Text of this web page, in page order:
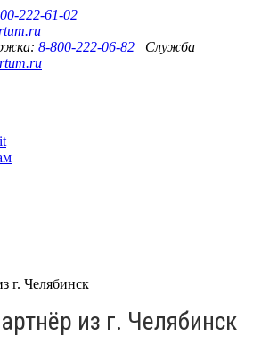
222-61-02
8-800-222-06-82 Служба
г. Челябинск
из г. Челябинск